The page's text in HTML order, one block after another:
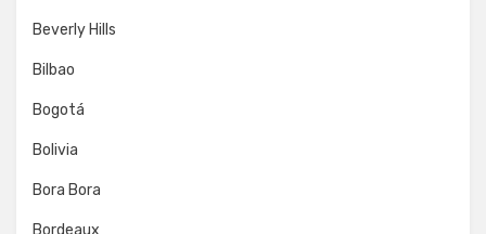
Beverly Hills
Bilbao
Bogotá
Bolivia
Bora Bora
Bordeaux